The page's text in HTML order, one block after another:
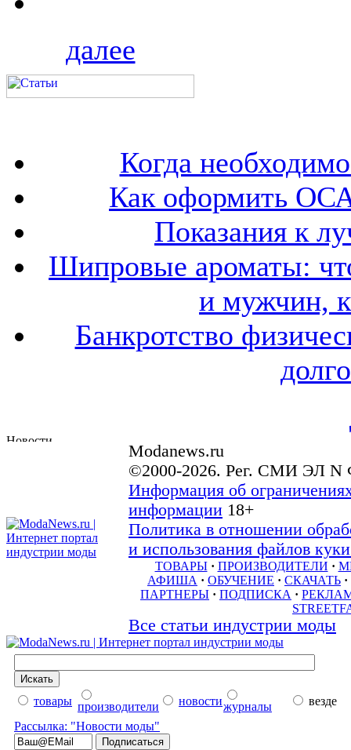
далее
Когда
Как оформить
Показания к
Шипровые ароматы:
и мужчин,
Банкротство
Modanews.ru
©2000-2026. Рег. СМИ ЭЛ N
Информация об
информации 18+
Политика в отношении
и использования файлов
ТОВАРЫ · ПРОИЗВОДИТЕЛИ ·
АФИША · ОБУЧЕНИЕ · СКАЧАТЬ ·
ПАРТНЕРЫ · ПОДПИСКА ·
Все статьи индустрии моды
товары производители новостижурналы
везде
Рассылка: "Новости моды"